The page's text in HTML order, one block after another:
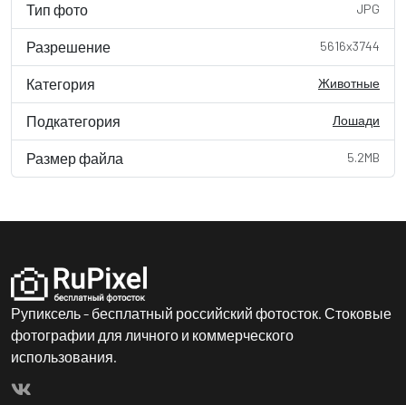
Тип фото JPG
Разрешение 5616x3744
Категория Животные
Подкатегория Лошади
Размер файла 5.2MB
Рупиксель - бесплатный российский фотосток. Стоковые
фотографии для личного и коммерческого
использования.